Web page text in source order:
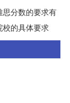
分数的要求有
校的具体要求